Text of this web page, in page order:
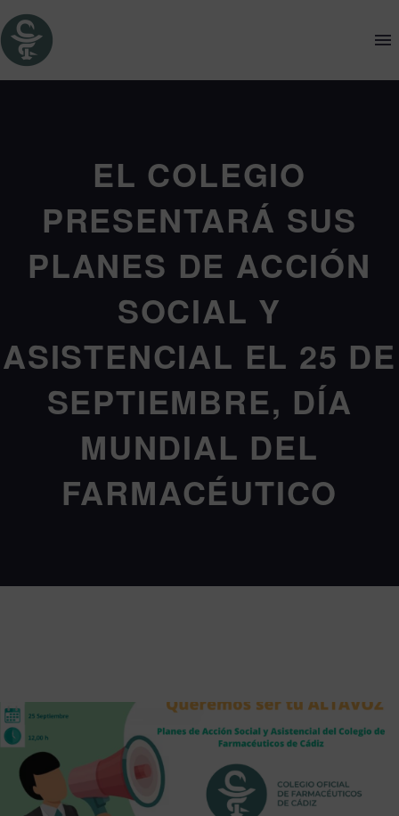
EL COLEGIO
PRESENTARÁ SUS
PLANES DE ACCIÓN
SOCIAL Y
ASISTENCIAL EL 25 DE
SEPTIEMBRE, DÍA
MUNDIAL DEL
FARMACÉUTICO